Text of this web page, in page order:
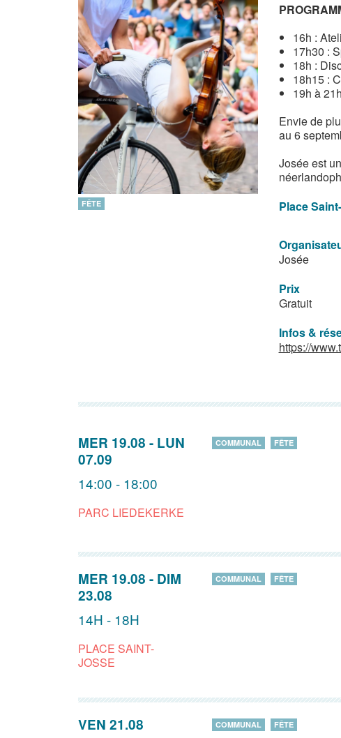
FÊTE
16h :
17h30 :
18h :
18h15 :
19h à
Envie de
au 6
Josée est
Place
Josée
Prix
Gratuit
Infos &
https://
MER 19.08 - LUN
07.09
14:00 - 18:00
PARC LIEDEKERKE
COMMUNAL FÊTE
MER 19.08 - DIM
23.08
14H - 18H
PLACE SAINT-
JOSSE
COMMUNAL FÊTE
VEN 21.08
COMMUNAL FÊTE